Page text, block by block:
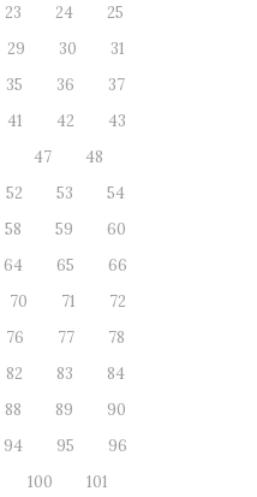
23 24
25
29 30
31
35 36
37
41 42
43
47
48
52 53
54
58 59
60
64 65
66
70 71
72
76 77
78
82 83
84
88 89
90
94 95
96
100
101